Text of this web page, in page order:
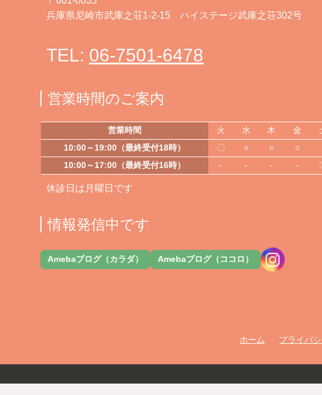
兵庫県尼崎市武庫之荘1-2-15 ハイステージ武庫之荘302号
TEL: 06-7501-6478
営業時間のご案内
営業時間 火 水 木 金
10:00～19:00（最終受付18時）
〇 ○ ○ ○
10:00～17:00（最終受付16時）
- - - -
休診日は月曜日です
情報発信中です
Amebaブログ（カラダ） Amebaブログ（ココロ）
ホーム プライバ